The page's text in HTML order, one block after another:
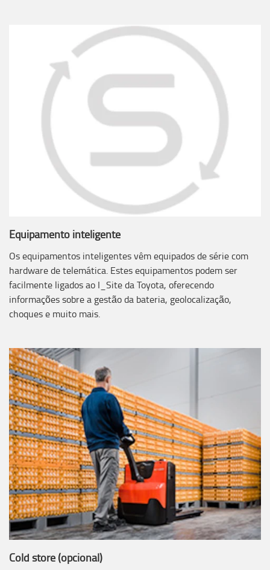
Equipamento inteligente
Os equipamentos inteligentes vêm equipados de série com
hardware de telemática. Estes equipamentos podem ser
facilmente ligados ao I_Site da Toyota, oferecendo
informações sobre a gestão da bateria, geolocalização,
choques e muito mais.
Cold store (opcional)